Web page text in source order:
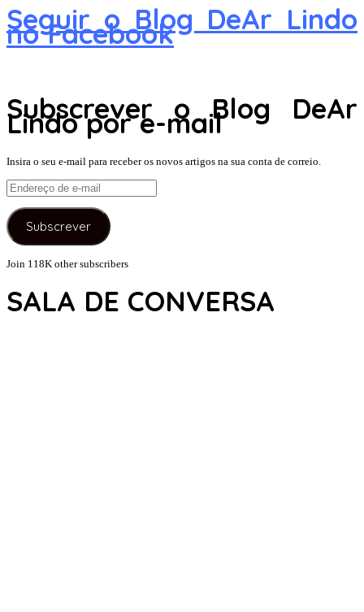
Seguir o Blog DeAr Lindo
no Facebook
Subscrever o Blog DeAr
Lindo por e-mail
Insira o seu e-mail para receber os novos artigos na sua conta de correio.
Endereço
de
e-
mail
Subscrever
Join 118K other subscribers
SALA DE CONVERSA